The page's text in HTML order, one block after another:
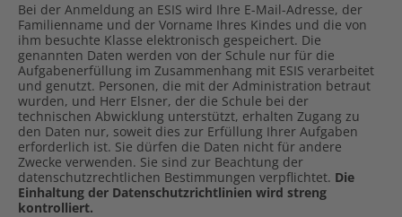
Bei der Anmeldung an ESIS wird Ihre E-Mail-Adresse, der
Familienname und der Vorname Ihres Kindes und die von
ihm besuchte Klasse elektronisch gespeichert. Die
genannten Daten werden von der Schule nur für die
Aufgabenerfüllung im Zusammenhang mit ESIS verarbeitet
und genutzt. Personen, die mit der Administration betraut
wurden, und Herr Elsner, der die Schule bei der
technischen Abwicklung unterstützt, erhalten Zugang zu
den Daten nur, soweit dies zur Erfüllung Ihrer Aufgaben
erforderlich ist. Sie dürfen die Daten nicht für andere
Zwecke verwenden. Sie sind zur Beachtung der
datenschutzrechtlichen Bestimmungen verpflichtet. Die
Einhaltung der Datenschutzrichtlinien wird streng
kontrolliert.